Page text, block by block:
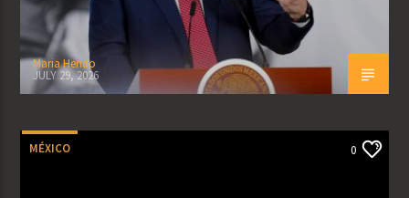
Maria Henao
JULY 29, 2026
MÉXICO 0